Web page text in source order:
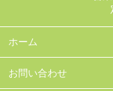
ホーム
お問い合わせ